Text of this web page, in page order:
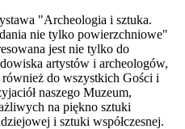
"Archeologia i sztuka.
nie tylko powierzchniowe"
jest nie tylko do
artystów i archeologów,
również do wszystkich Gości i
naszego Muzeum,
na piękno sztuki
i sztuki współczesnej.